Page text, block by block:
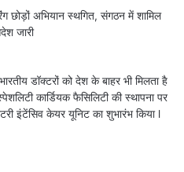
छोड़ों अभियान स्थगित, संगठन में शामिल
जारी
डॉक्टरों को देश के बाहर भी मिलता है
कार्डियक फैसिलिटी की स्थापना पर
इंटेंसिव केयर यूनिट का शुभारंभ किया l